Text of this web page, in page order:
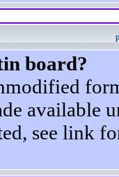
board?
available
see link